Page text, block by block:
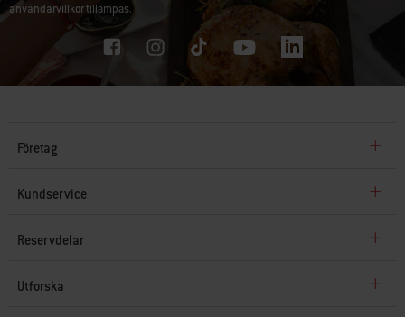
användarvillkortillämpas.
Företag
Kundservice
Reservdelar
Utforska